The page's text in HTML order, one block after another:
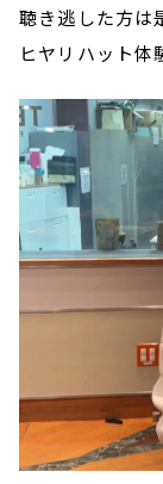
聴き逃した方は
ヒヤリハット体